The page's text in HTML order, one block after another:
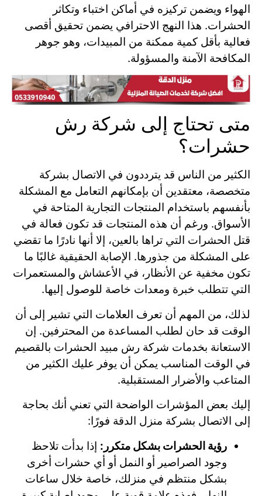
الهواء ويضمن تركيزه في أماكن اختباء وتكاثر
الحشرات. هذا النهج الاحترافي يضمن تحقيق أقصى
فعالية بأقل كمية ممكنة من المبيدات، وهو جوهر
المكافحة الآمنة والمسؤولة.
متى تحتاج إلى شركة رش
حشرات؟
الكثير من الناس قد يترددون في الاتصال بشركة
متخصصة، معتقدين أن بإمكانهم التعامل مع المشكلة
بأنفسهم باستخدام المنتجات التجارية المتاحة في
الأسواق. ورغم أن هذه المنتجات قد تكون فعالة في
قتل الحشرات التي تراها بالعين، إلا أنها نادرًا ما تقضي
على المشكلة من جذورها. الإصابة الحقيقية غالبًا ما
تكون مخفية عن الأنظار، في الأعشاش والمستعمرات
التي تتطلب خبرة ومعدات خاصة للوصول إليها.
لذلك، من المهم أن تعرف العلامات التي تشير إلى أن
الوقت قد حان لطلب المساعدة من المحترفين. إن
الاستعانة بخدمات شركة رش مبيد الحشرات بالقصيم
في الوقت المناسب يمكن أن يوفر عليك الكثير من
المتاعب والأضرار المستقبلية.
إليك بعض المؤشرات الواضحة التي تعني أنك بحاجة
إلى الاتصال بشركة منزل الدقة فورًا:
رؤية الحشرات بشكل متكرر: إذا بدأت تلاحظ
وجود الصراصير أو النمل أو أي حشرات أخرى
بشكل منتظم في منزلك، خاصة خلال ساعات